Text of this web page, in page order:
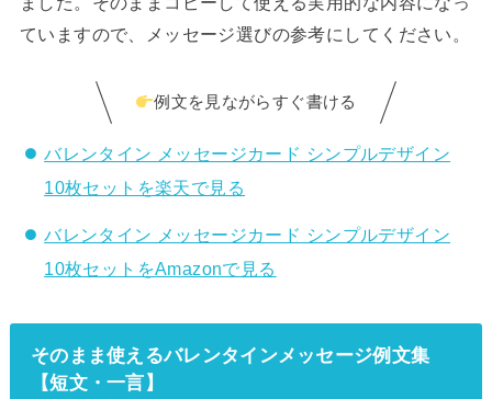
ていますので、メッセージ選びの参考にしてください。
例文を見ながらすぐ書ける
バレンタイン メッセージカード シンプルデザイン
10枚セットを楽天で見る
バレンタイン メッセージカード シンプルデザイン
10枚セットをAmazonで見る
そのまま使えるバレンタインメッセージ例文集
【短文・一言】